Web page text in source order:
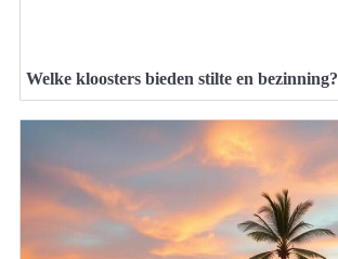
Welke kloosters bieden stilte en bezinning?